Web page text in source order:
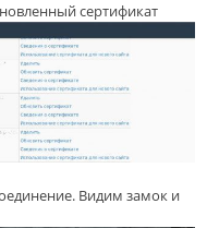
сертификат
Видим замок и